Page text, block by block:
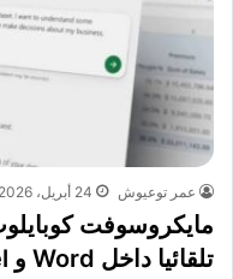
عمر توعيوش 24 أبريل، 2026
تلقائيا داخل Word و Excel دون توجيهات